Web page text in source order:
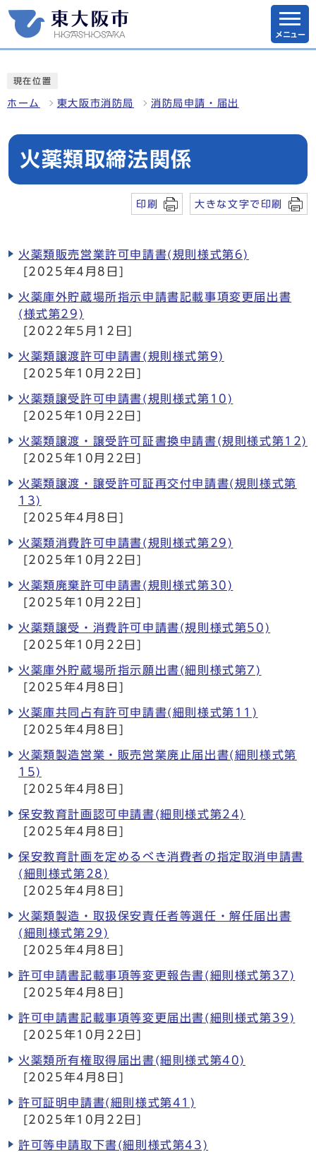
メニュー
現在位置
ホーム 東大阪市消防局 消防局申請・届出
火薬類取締法関係
印刷 大きな文字で印刷
火薬類販売営業許可申請書(規則様式第6)
[2025年4月8日]
火薬庫外貯蔵場所指示申請書記載事項変更届出書
(様式第29)
[2022年5月12日]
火薬類譲渡許可申請書(規則様式第9)
[2025年10月22日]
火薬類譲受許可申請書(規則様式第10)
[2025年10月22日]
火薬類譲渡・譲受許可証書換申請書(規則様式第12)
[2025年10月22日]
火薬類譲渡・譲受許可証再交付申請書(規則様式第
13)
[2025年4月8日]
火薬類消費許可申請書(規則様式第29)
[2025年10月22日]
火薬類廃棄許可申請書(規則様式第30)
[2025年10月22日]
火薬類譲受・消費許可申請書(規則様式第50)
[2025年10月22日]
火薬庫外貯蔵場所指示願出書(細則様式第7)
[2025年4月8日]
火薬庫共同占有許可申請書(細則様式第11)
[2025年4月8日]
火薬類製造営業・販売営業廃止届出書(細則様式第
15)
[2025年4月8日]
保安教育計画認可申請書(細則様式第24)
[2025年4月8日]
保安教育計画を定めるべき消費者の指定取消申請書
(細則様式第28)
[2025年4月8日]
火薬類製造・取扱保安責任者等選任・解任届出書
(細則様式第29)
[2025年4月8日]
許可申請書記載事項等変更報告書(細則様式第37)
[2025年4月8日]
許可申請書記載事項等変更届出書(細則様式第39)
[2025年10月22日]
火薬類所有権取得届出書(細則様式第40)
[2025年4月8日]
許可証明申請書(細則様式第41)
[2025年10月22日]
許可等申請取下書(細則様式第43)